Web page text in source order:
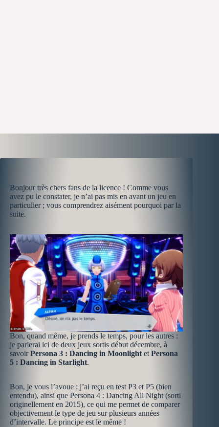
Bonjour très chers fans de la licence ! Comme vous
avez pu le constater, je n’ai pas mis en avant un jeu en
particulier ; vous comprendrez aisément pourquoi par la
suite.
Bon, quand même, je prends le temps, pour les autres :
je parlerai ici de deux jeux sortis début décembre, à
savoirPersona 3 : Dancing in Moonlight et Persona
5 : Dancing in Starlight.
Bon, je vous l’avoue : j’ai reçu en test P3 et P5 (bien
entendu), ainsi que Persona 4 : Dancing All Night (sorti
originellement en 2015), ce qui me permet de comparer
objectivement le type de jeu sur plusieurs années
d’intervalle. Le principe est le même !